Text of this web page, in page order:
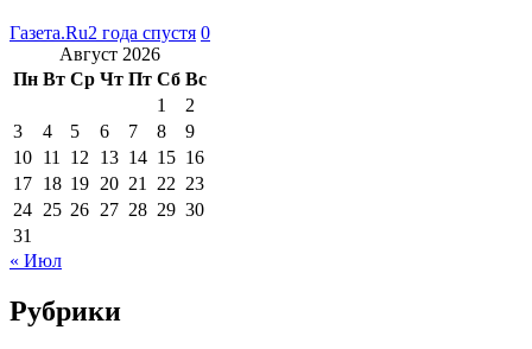
Газета.Ru2 года спустя 0
Август 2026
Пн Вт Ср Чт Пт Сб Вс
1
2
3
4 5 6 7 8
9
10 11 12 13 14 15 16
17 18 19 20 21 22 23
24 25 26 27 28 29 30
31
« Июл
Рубрики